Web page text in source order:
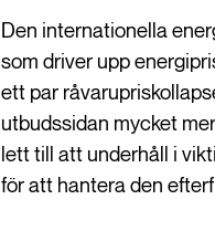
Den internationella
som driver upp
ett par
utbudssidan mycket
lett till att underhåll i
för att hantera den